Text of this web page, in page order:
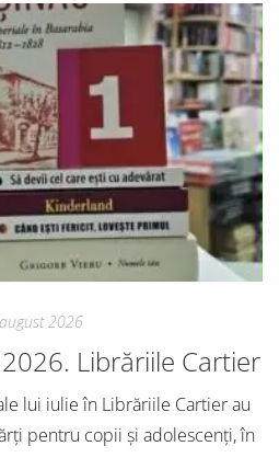
2026
Librăriile Cartier
lui iulie în Librăriile Cartier au
pentru copii și adolescenți, în